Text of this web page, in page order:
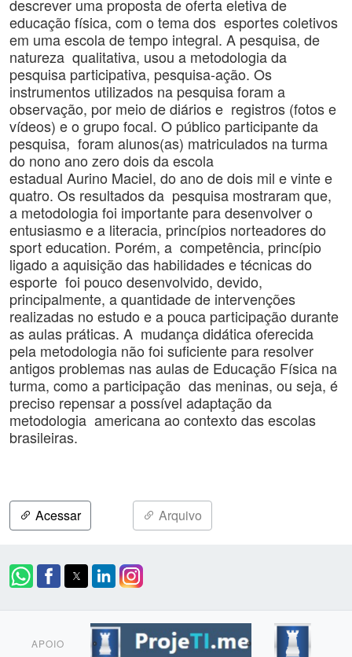
descrever uma proposta de oferta eletiva de
educação física, com o tema dos esportes coletivos
em uma escola de tempo integral. A pesquisa, de
natureza qualitativa, usou a metodologia da
pesquisa participativa, pesquisa-ação. Os
instrumentos utilizados na pesquisa foram a
observação, por meio de diários e registros (fotos e
vídeos) e o grupo focal. O público participante da
pesquisa, foram alunos(as) matriculados na turma
do nono ano zero dois da escola
estadual Aurino Maciel, do ano de dois mil e vinte e
quatro. Os resultados da pesquisa mostraram que,
a metodologia foi importante para desenvolver o
entusiasmo e a literacia, princípios norteadores do
sport education. Porém, a competência, princípio
ligado a aquisição das habilidades e técnicas do
esporte foi pouco desenvolvido, devido,
principalmente, a quantidade de intervenções
realizadas no estudo e a pouca participação durante
as aulas práticas. A mudança didática oferecida
pela metodologia não foi suficiente para resolver
antigos problemas nas aulas de Educação Física na
turma, como a participação das meninas, ou seja, é
preciso repensar a possível adaptação da
metodologia americana ao contexto das escolas
brasileiras.
Acessar Arquivo
APOIO